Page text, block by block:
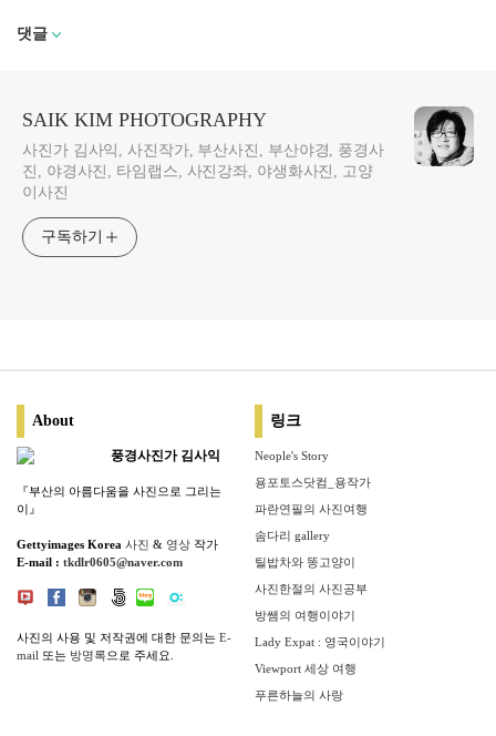
댓글
SAIK KIM PHOTOGRAPHY
사진가 김사익, 사진작가, 부산사진, 부산야경, 풍경사
진, 야경사진, 타임랩스, 사진강좌, 야생화사진, 고양
이사진
구독하기
About
풍경사진가 김사익
『부산의 아름다움을 사진으로 그리는
이』
Gettyimages Korea 사진 & 영상 작가
E-mail : tkdlr0605@naver.com
사진의 사용 및 저작권에 대한 문의는 E-
mail 또는 방명록으로 주세요.
링크
Neople's Story
용포토스닷컴_용작가
파란연필의 사진여행
솜다리 gallery
틸밥차와 똥고양이
사진한절의 사진공부
방쌤의 여행이야기
Lady Expat : 영국이야기
Viewport 세상 여행
푸른하늘의 사랑